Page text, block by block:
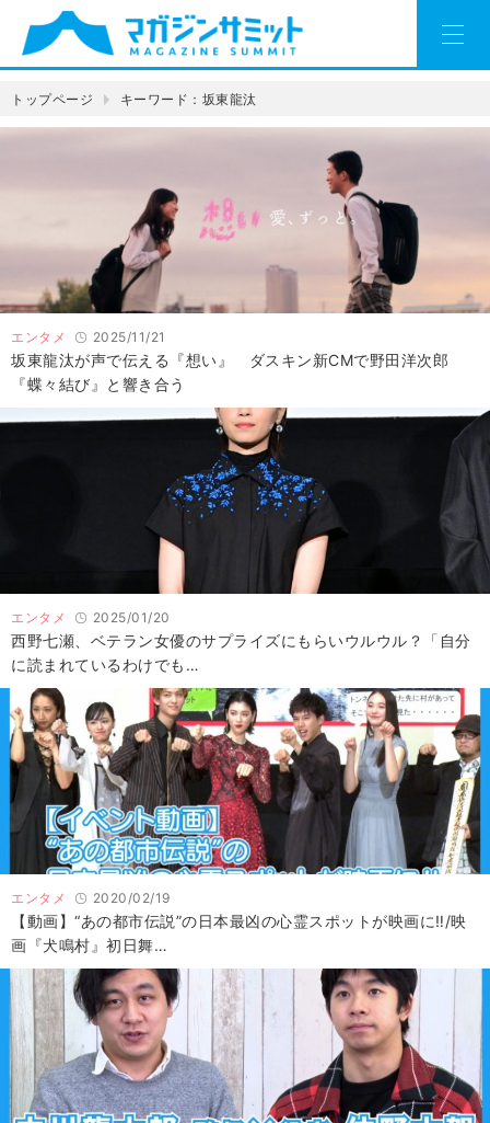
トップページ キーワード：坂東龍汰
エンタメ 2025/11/21
坂東龍汰が声で伝える『想い』 ダスキン新CMで野田洋次郎
『蝶々結び』と響き合う
エンタメ 2025/01/20
西野七瀬、ベテラン女優のサプライズにもらいウルウル？「自分
に読まれているわけでも…
エンタメ 2020/02/19
【動画】“あの都市伝説”の日本最凶の心霊スポットが映画に‼/映
画『犬鳴村』初日舞…